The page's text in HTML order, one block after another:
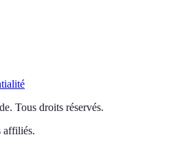
. Tous droits réservés.
affiliés.